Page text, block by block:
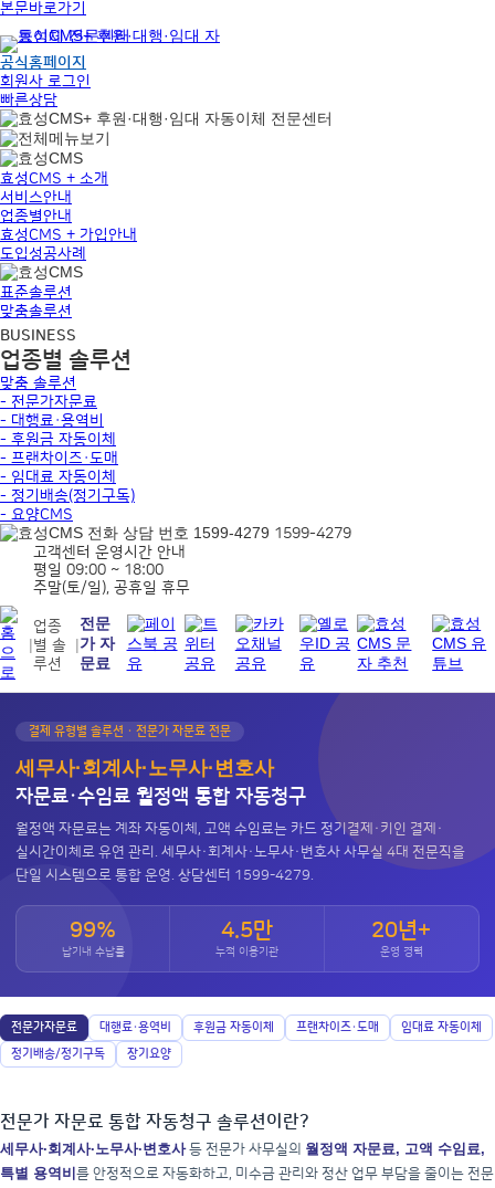
본문바로가기
공식홈페이지
회원사 로그인
빠른상담
효성CMS + 소개
서비스안내
업종별안내
효성CMS + 가입안내
도입성공사례
표준솔루션
맞춤솔루션
BUSINESS
업종별 솔루션
맞춤 솔루션
- 전문가자문료
- 대행료·용역비
- 후원금 자동이체
- 프랜차이즈·도매
- 임대료 자동이체
- 정기배송(정기구독)
- 요양CMS
1599-4279
고객센터 운영시간 안내
평일 09:00 ~ 18:00
주말(토/일), 공휴일 휴무
|
업종
별 솔
루션
|
전문
가 자
문료
결제 유형별 솔루션 · 전문가 자문료 전문
세무사·회계사·노무사·변호사
자문료·수임료 월정액 통합 자동청구
월정액 자문료는 계좌 자동이체, 고액 수임료는 카드 정기결제·키인 결제·
실시간이체로 유연 관리. 세무사·회계사·노무사·변호사 사무실 4대 전문직을
단일 시스템으로 통합 운영. 상담센터 1599-4279.
99%
납기내 수납률
4.5만
누적 이용기관
20년+
운영 경력
전문가자문료 대행료·용역비 후원금 자동이체 프랜차이즈·도매
임대료 자동이체
정기배송/정기구독
장기요양
전문가 자문료 통합 자동청구 솔루션이란?
세무사·회계사·노무사·변호사등 전문가 사무실의 월정액 자문료, 고액 수임료,
특별 용역비 를 안정적으로 자동화하고, 미수금 관리와 정산 업무 부담을 줄이는 전문